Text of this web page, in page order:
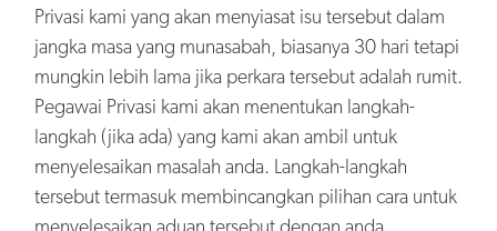
Privasi kami yang akan menyiasat isu tersebut dalam
jangka masa yang munasabah, biasanya 30 hari tetapi
mungkin lebih lama jika perkara tersebut adalah rumit.
Pegawai Privasi kami akan menentukan langkah-
langkah (jika ada) yang kami akan ambil untuk
menyelesaikan masalah anda. Langkah-langkah
tersebut termasuk membincangkan pilihan cara untuk
menyelesaikan aduan tersebut dengan anda,